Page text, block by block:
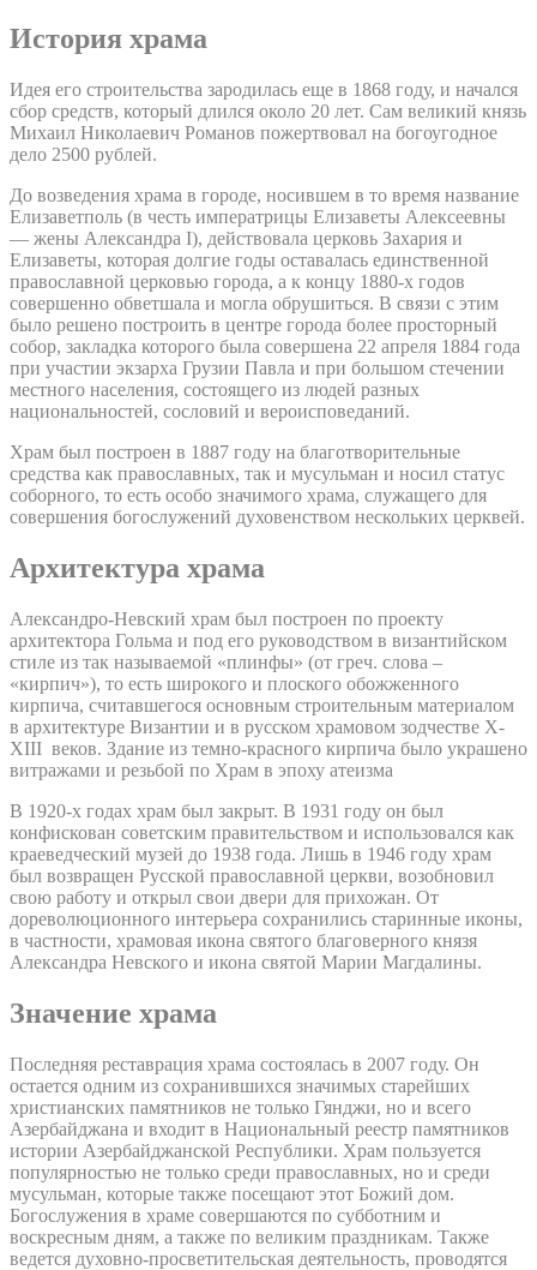
История храма
Идея его строительства зародилась еще в 1868 году, и начался
сбор средств, который длился около 20 лет. Сам великий князь
Михаил Николаевич Романов пожертвовал на богоугодное
дело 2500 рублей.
До возведения храма в городе, носившем в то время название
Елизаветполь (в честь императрицы Елизаветы Алексеевны
— жены Александра I), действовала церковь Захария и
Елизаветы, которая долгие годы оставалась единственной
православной церковью города, а к концу 1880-х годов
совершенно обветшала и могла обрушиться. В связи с этим
было решено построить в центре города более просторный
собор, закладка которого была совершена 22 апреля 1884 года
при участии экзарха Грузии Павла и при большом стечении
местного населения, состоящего из людей разных
национальностей, сословий и вероисповеданий.
Храм был построен в 1887 году на благотворительные
средства как православных, так и мусульман и носил статус
соборного, то есть особо значимого храма, служащего для
совершения богослужений духовенством нескольких церквей.
Архитектура храма
Александро-Невский храм был построен по проекту
архитектора Гольма и под его руководством в византийском
стиле из так называемой «плинфы» (от греч. слова –
«кирпич»), то есть широкого и плоского обожженного
кирпича, считавшегося основным строительным материалом
в архитектуре Византии и в русском храмовом зодчестве X-
XIII веков. Здание из темно-красного кирпича было украшено
витражами и резьбой по Храм в эпоху атеизма
В 1920-х годах храм был закрыт. В 1931 году он был
конфискован советским правительством и использовался как
краеведческий музей до 1938 года. Лишь в 1946 году храм
был возвращен Русской православной церкви, возобновил
свою работу и открыл свои двери для прихожан. От
дореволюционного интерьера сохранились старинные иконы,
в частности, храмовая икона святого благоверного князя
Александра Невского и икона святой Марии Магдалины.
Значение храма
Последняя реставрация храма состоялась в 2007 году. Он
остается одним из сохранившихся значимых старейших
христианских памятников не только Гянджи, но и всего
Азербайджана и входит в Национальный реестр памятников
истории Азербайджанской Республики. Храм пользуется
популярностью не только среди православных, но и среди
мусульман, которые также посещают этот Божий дом.
Богослужения в храме совершаются по субботним и
воскресным дням, а также по великим праздникам. Также
ведется духовно-просветительская деятельность, проводятся